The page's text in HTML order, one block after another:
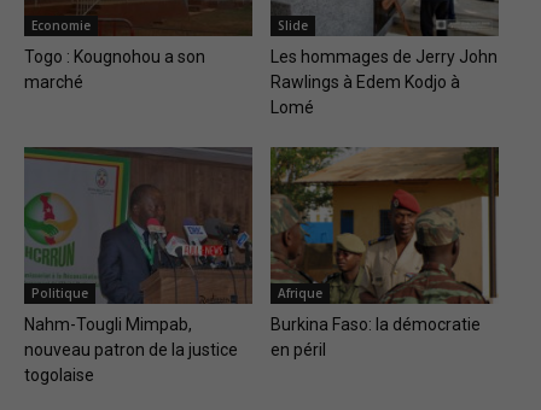
Economie
Togo : Kougnohou a son
marché
Slide
Les hommages de Jerry John
Rawlings à Edem Kodjo à
Lomé
Politique
Nahm-Tougli Mimpab,
nouveau patron de la justice
togolaise
Afrique
Burkina Faso: la démocratie
en péril